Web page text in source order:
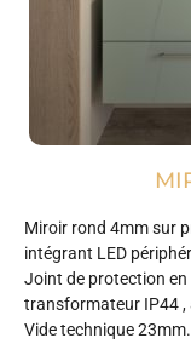
Miroir rond 4mm sur
intégrant LED
Joint de protection en
transformateur IP44 ,
Vide technique